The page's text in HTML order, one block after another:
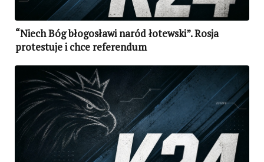
“Niech Bóg błogosławi naród łotewski”. Rosja
protestuje i chce referendum